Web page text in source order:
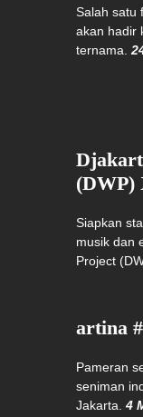
Salah satu
akan hadir
ternama.
(DWP)
Siapkan
musik dan
Project
artina
Pameran
seniman
Jakarta. 4